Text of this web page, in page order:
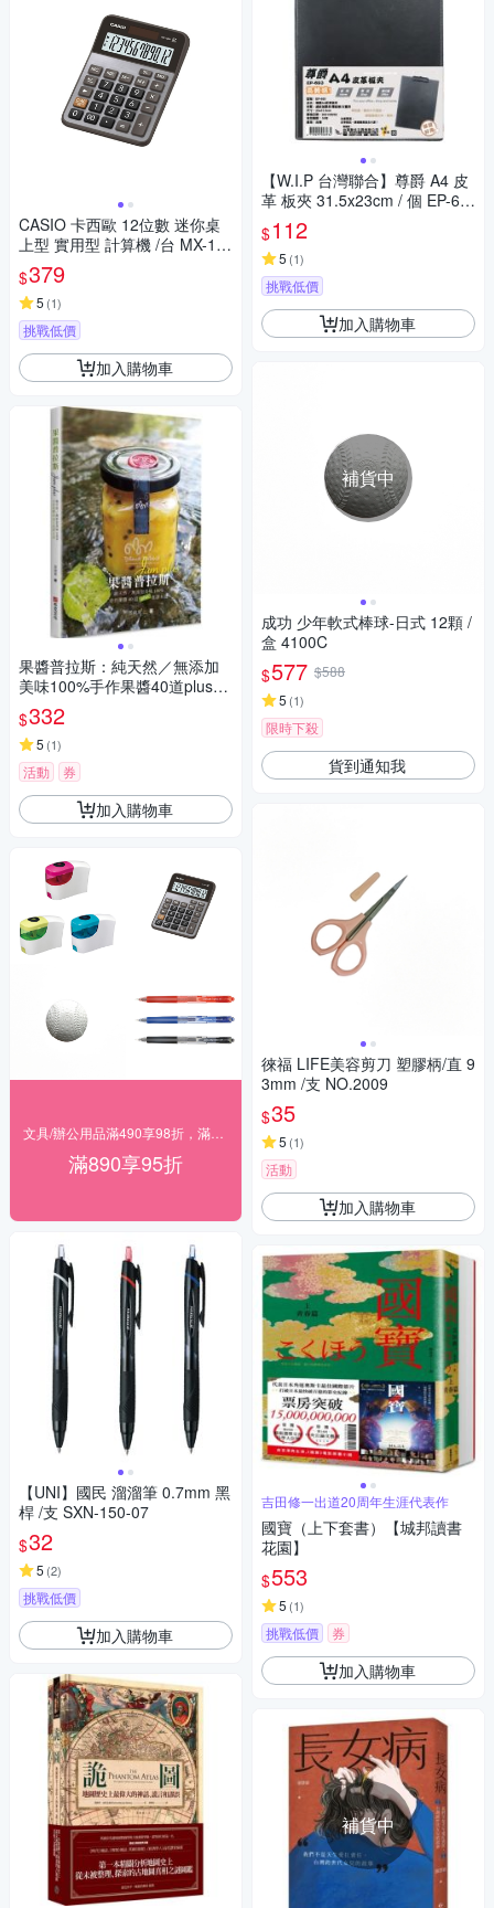
CASIO 卡西歐 12位數 迷你桌
上型 實用型 計算機 /台 MX-12
0B
$379
5 (1)
挑戰低價
加入購物車
果醬普拉斯：純天然／無添加
美味100%手作果醬40道plus食
譜8道【城邦讀書花園】
$332
5 (1)
活動 券
加入購物車
滿890享95折
【UNI】國民 溜溜筆 0.7mm 黑
桿 /支 SXN-150-07
$32
5 (2)
挑戰低價
加入購物車
【W.I.P 台灣聯合】尊爵 A4 皮
革 板夾 31.5x23cm / 個 EP-69
$112
5 (1)
挑戰低價
加入購物車
補貨中
成功 少年軟式棒球-日式 12顆 /
盒 4100C
$577 $588
5 (1)
限時下殺
貨到通知我
徠福 LIFE美容剪刀 塑膠柄/直 9
3mm /支 NO.2009
$35
5 (1)
活動
加入購物車
吉田修一出道20周年生涯代表作
國寶（上下套書）【城邦讀書
花園】
$553
5 (1)
挑戰低價 券
加入購物車
補貨中